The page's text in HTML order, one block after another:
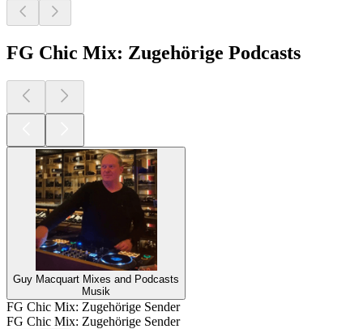
FG Chic Mix: Zugehörige Podcasts
Guy Macquart Mixes and Podcasts
Musik
FG Chic Mix: Zugehörige Sender
FG Chic Mix: Zugehörige Sender